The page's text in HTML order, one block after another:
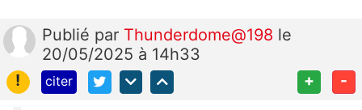
Publié par Thunderdome@198 le
20/05/2025 à 14h33
!
citer + -